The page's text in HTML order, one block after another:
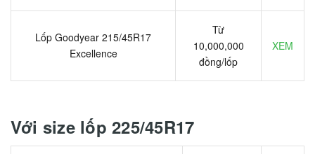
Lốp Goodyear 215/45R17
Excellence
Từ
10,000,000
đồng/lốp
XEM
Với size lốp 225/45R17